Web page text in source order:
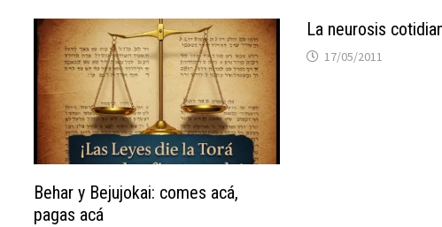
Behar y Bejujokai: comes acá,
pagas acá
La neurosis
17/05/2011